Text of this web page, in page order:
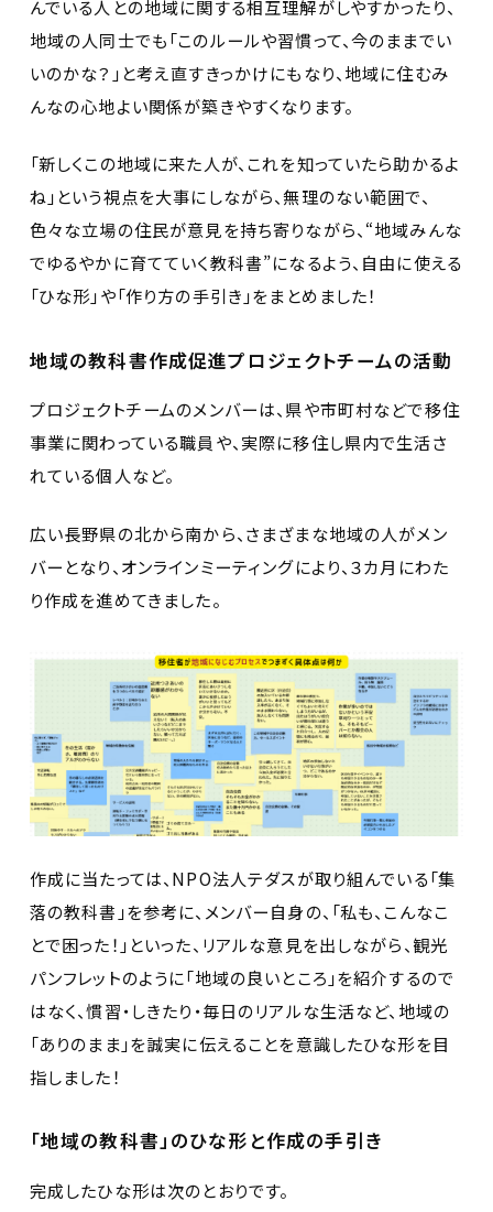
んでいる人との地域に関する相互理解がしやすかったり、
地域の人同士でも「このルールや習慣って、今のままでい
いのかな？」と考え直すきっかけにもなり、地域に住むみ
んなの心地よい関係が築きやすくなります。
「新しくこの地域に来た人が、これを知っていたら助かるよ
ね」という視点を大事にしながら、無理のない範囲で、
色々な立場の住民が意見を持ち寄りながら、“地域みんな
でゆるやかに育てていく教科書”になるよう、自由に使える
「ひな形」や「作り方の手引き」をまとめました！
地域の教科書作成促進プロジェクトチームの活動
プロジェクトチームのメンバーは、県や市町村などで移住
事業に関わっている職員や、実際に移住し県内で生活さ
れている個人など。
広い長野県の北から南から、さまざまな地域の人がメン
バーとなり、オンラインミーティングにより、３カ月にわた
り作成を進めてきました。
作成に当たっては、NPO法人テダスが取り組んでいる「集
落の教科書」を参考に、メンバー自身の、「私も、こんなこ
とで困った！」といった、リアルな意見を出しながら、観光
パンフレットのように「地域の良いところ」を紹介するので
はなく、慣習・しきたり・毎日のリアルな生活など、地域の
「ありのまま」を誠実に伝えることを意識したひな形を目
指しました！
「地域の教科書」のひな形と作成の手引き
完成したひな形は次のとおりです。